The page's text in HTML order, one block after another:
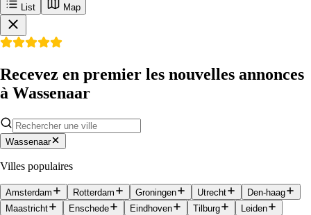
List Map
Recevez en premier les nouvelles annonces
à Wassenaar
Wassenaar
Villes populaires
Amsterdam Rotterdam Groningen Utrecht
Den-haag
Maastricht
Enschede Eindhoven Tilburg
Leiden